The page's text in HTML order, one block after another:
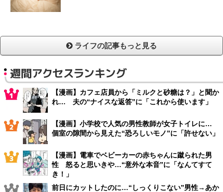
ライフの記事もっと見る
週間アクセスランキング
【漫画】カフェ店員から「ミルクと砂糖は？」と聞か
れ… 夫の“ナイスな返答”に「これから使います」
【漫画】小学校で人気の男性教師が女子トイレに…
個室の隙間から見えた“恐ろしいモノ”に「許せない」
【漫画】電車でベビーカーの赤ちゃんに蹴られた男
性 怒ると思いきや…“意外な本音”に「なんてすて
き！」
前日にカットしたのに…“しっくりこない”男性→あか